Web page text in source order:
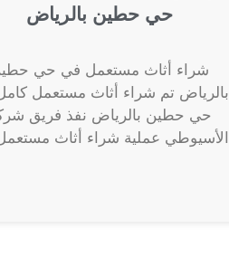
حي حطين بالرياض
شراء أثاث مستعمل في حي
بالرياض تم شراء أثاث مستعمل
حي حطين بالرياض نفذ فريق
الأسيوطي عملية شراء أثاث